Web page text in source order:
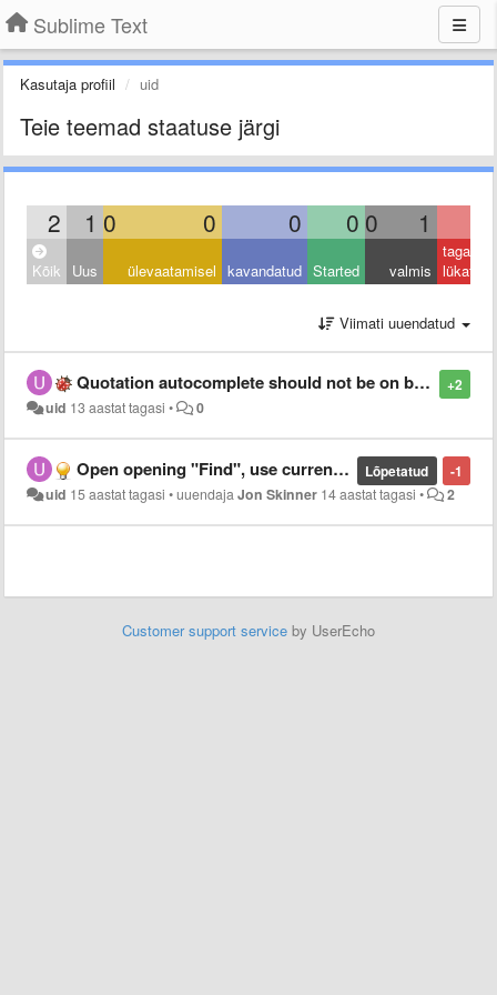
Sublime Text
Kasutaja profiil uid
Teie teemad staatuse järgi
2 1 0 0 0 0 0 1
Kõik Uus ülevaatamisel kavandatud Started valmis
tagasi
lükatud
Viimati uuendatud
+2
Quotation autocomplete should not be on by default
uid 13 aastat tagasi • 0
-1
Lõpetatud
Open opening "Find", use currently selected text as "Find what"
uid 15 aastat tagasi •uuendajaJon Skinner 14 aastat tagasi • 2
Customer support service by UserEcho